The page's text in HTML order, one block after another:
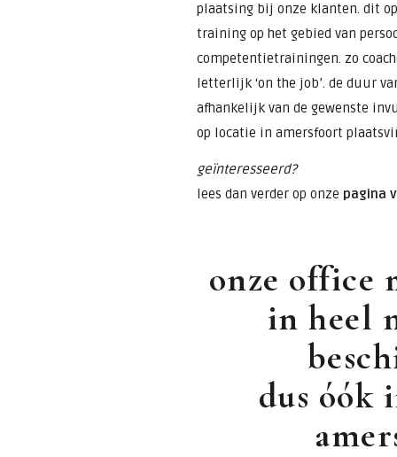
plaatsing bij onze klanten. dit
training op het gebied van
competentietrainingen. zo
letterlijk ‘on the job’. de duur
afhankelijk van de gewenste
op locatie in amersfoort
geïnteresseerd?
lees dan verder op onze pagina
onze office
in heel
dus óók